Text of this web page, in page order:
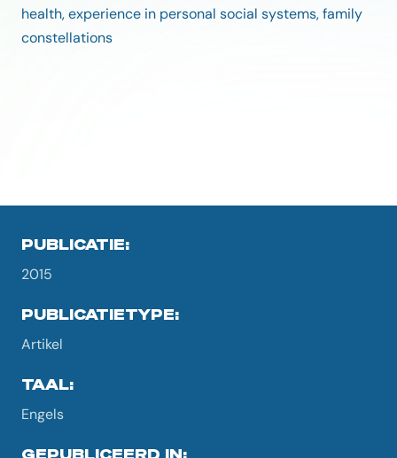
health, experience in personal social systems, family
constellations
PUBLICATIE:
2015
PUBLICATIETYPE:
Artikel
TAAL:
Engels
GEPUBLICEERD IN: